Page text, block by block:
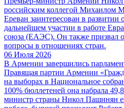
российским коллегой Михаилом
Ереван заинтересован в
дальнейшем участии в работе
союза (ЕАЭС). Он также призвал
вопросы в отношениях стран.
06 Июля 2026
В Армении завершились
Правящая партии Армении
на выборах в Национальное
100% бюллетеней она набрала
министр страны Никол Пашинян